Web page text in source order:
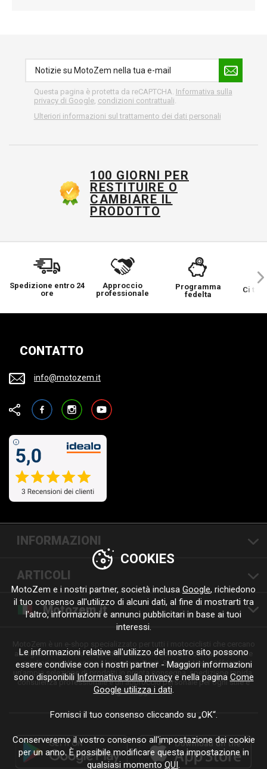
Questa pagina è protetta da reCAPTCHA. Informativa sulla
privacy di Google, condizioni contrattuali
Ulteriori informazioni sul trattamento dei dati personali
100 GIORNI PER
RESTITUIRE O
CAMBIARE IL
PRODOTTO
Spedizione entro 24
ore
Approccio
professionale
Programma
fedelta
Ci
CONTATTO
info@motozem.it
FacebookInstagramYouTube
INFORMAZIONI
ARTICOLI
Motozem.it
abbigliamento moto di qualità, accessori, ricambi e componenti delle
migliori marche come Alpinestars, Revit, Shima o Nexx. Offriamo
un'ampia selezione di prodotti in pronta consegna, spedizione rapida,
consulenza professionale e un approccio personale per ogni stile e
ogni viaggio.
COOKIES
MotoZem e i nostri partner, società inclusa Google, richiedono
il tuo consenso all'utilizzo di alcuni dati, al fine di mostrarti tra
l'altro, informazioni e annunci pubblicitari in base ai tuoi
interessi.
Le informazioni relative all'utilizzo del nostro sito possono
essere condivise con i nostri partner - Maggiori informazioni
sono disponibili Informativa sulla privacye nella pagina Come
Google utilizza i dati.
Fornisci il tuo consenso cliccando su „OK“.
Conserveremo il vostro consenso all'impostazione dei cookie
per un anno. È possibile modificare questa impostazione in
qualsiasi momentoQUI.